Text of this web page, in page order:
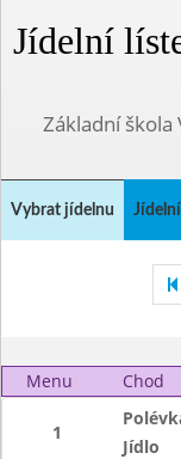
Jídelní
Základní škola
Vybrat jídelnu
Menu Chod
1
Jídlo